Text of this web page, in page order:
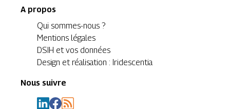
A propos
Qui sommes-nous ?
Mentions légales
DSIH et vos données
Design et réalisation : Iridescentia
Nous suivre